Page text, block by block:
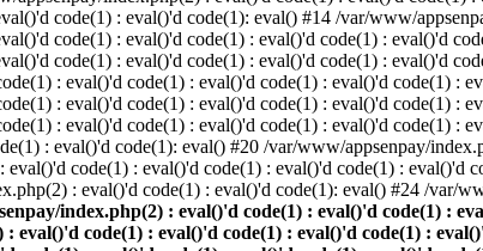
code(1) : eval()'d code(1): eval() #14 /var/www/
code(1) : eval()'d code(1) : eval()'d code(1) : eval()'d
code(1) : eval()'d code(1) : eval()'d code(1) : eval()'d
: eval()'d code(1) : eval()'d code(1) : eval()'d code(1) :
: eval()'d code(1) : eval()'d code(1) : eval()'d code(1) :
: eval()'d code(1) : eval()'d code(1) : eval()'d code(1) :
: eval()'d code(1): eval() #20 /var/www/appsenpay/
code(1) : eval()'d code(1) : eval()'d code(1) : eval()'d
: eval()'d code(1) : eval()'d code(1): eval() #24 /var/
index.php(2) : eval()'d code(1) : eval()'d code(1) :
eval()'d code(1) : eval()'d code(1) : eval()'d code(1) :